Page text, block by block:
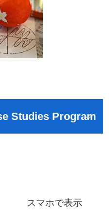
Studies Program
スマホで表示